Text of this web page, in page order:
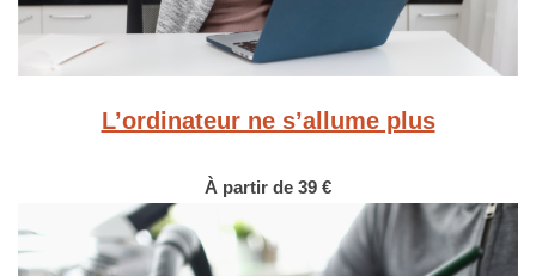
L’ordinateur ne s’allume plus
À partir de 39 €